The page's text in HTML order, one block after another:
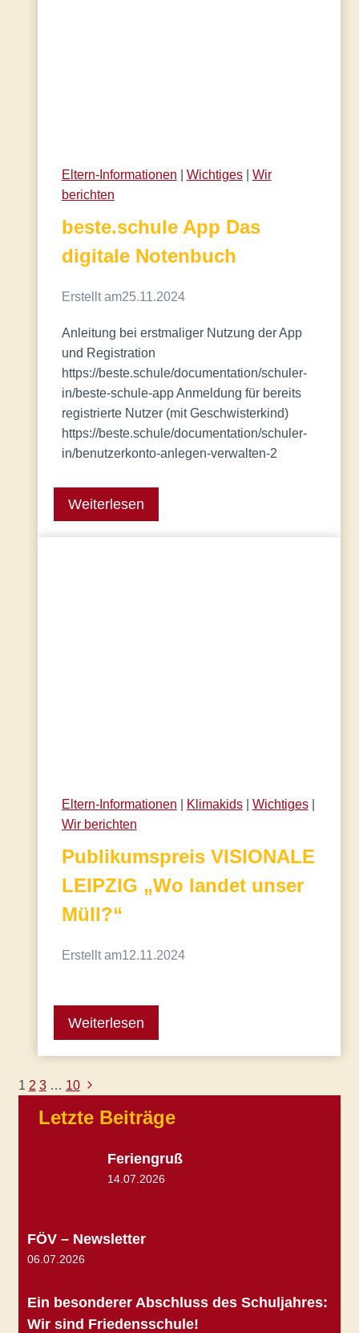
Eltern-Informationen Wichtiges | Wir
berichten
beste.schule App Das
digitale Notenbuch
Erstellt am25.11.2024
Anleitung bei erstmaliger Nutzung der App
und Registration
https://beste.schule/documentation/schuler-
in/beste-schule-app Anmeldung für bereits
registrierte Nutzer (mit Geschwisterkind)
https://beste.schule/documentation/schuler-
in/benutzerkonto-anlegen-verwalten-2
Weiterlesen
Eltern-Informationen Klimakids | Wichtiges
Wir berichten
Publikumspreis VISIONALE
LEIPZIG „Wo landet unser
Müll?“
Erstellt am12.11.2024
Weiterlesen
Seitennavigation
1 2 3 … 10 Nächste
Letzte Beiträge
Feriengruß
14.07.2026
FÖV – Newsletter
06.07.2026
Ein besonderer Abschluss des Schuljahres:
Wir sind Friedensschule!